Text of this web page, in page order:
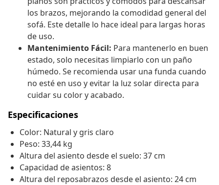
los brazos, mejorando la comodidad general del
sofá. Este detalle lo hace ideal para largas horas
de uso.
Mantenimiento Fácil: Para mantenerlo en buen
estado, solo necesitas limpiarlo con un paño
húmedo. Se recomienda usar una funda cuando
no esté en uso y evitar la luz solar directa para
cuidar su color y acabado.
Especificaciones
Color: Natural y gris claro
Peso: 33,44 kg
Altura del asiento desde el suelo: 37 cm
Capacidad de asientos: 8
Altura del reposabrazos desde el asiento: 24 cm